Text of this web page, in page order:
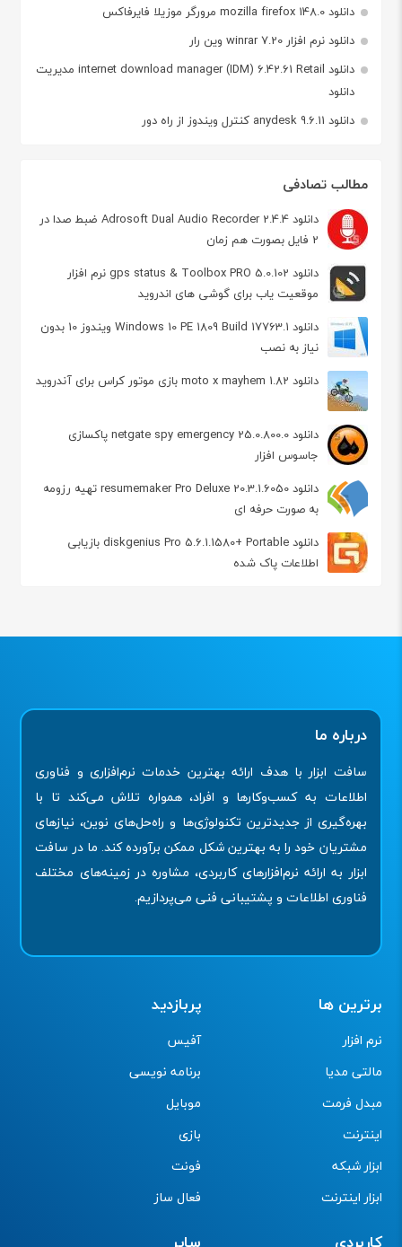
دانلود mozilla firefox 148.0 مرورگر موزیلا فایرفاکس
دانلود نرم افزار winrar 7.20 وین رار
دانلود internet download manager (IDM) 6.42.61 Retail مدیریت
دانلود
دانلود anydesk 9.6.11 کنترل ویندوز از راه دور
مطالب تصادفی
دانلود Adrosoft Dual Audio Recorder 2.4.4 ضبط صدا در
2 فایل بصورت هم زمان
دانلود gps status & Toolbox PRO 5.0.102 نرم افزار
موقعیت یاب برای گوشی های اندروید
دانلود Windows 10 PE 1809 Build 17763.1 ویندوز 10 بدون
نیاز به نصب
دانلود moto x mayhem 1.82 بازی موتور کراس برای آندروید
دانلود netgate spy emergency 25.0.800.0 پاکسازی
جاسوس افزار
دانلود resumemaker Pro Deluxe 20.3.1.6050 تهیه رزومه
به صورت حرفه ای
دانلود diskgenius Pro 5.6.1.1580+ Portable بازیابی
اطلاعات پاک شده
درباره ما
سافت ابزار با هدف ارائه بهترین خدمات نرم‌افزاری و فناوری
اطلاعات به کسب‌وکارها و افراد، همواره تلاش می‌کند تا با
بهره‌گیری از جدیدترین تکنولوژی‌ها و راه‌حل‌های نوین، نیازهای
مشتریان خود را به بهترین شکل ممکن برآورده کند. ما در سافت
ابزار به ارائه نرم‌افزارهای کاربردی، مشاوره در زمینه‌های مختلف
فناوری اطلاعات و پشتیبانی فنی می‌پردازیم.
برترین ها
نرم افزار
مالتی مدیا
مبدل فرمت
اینترنت
ابزار شبکه
ابزار اینترنت
پربازدید
آفیس
برنامه نویسی
موبایل
بازی
فونت
فعال ساز